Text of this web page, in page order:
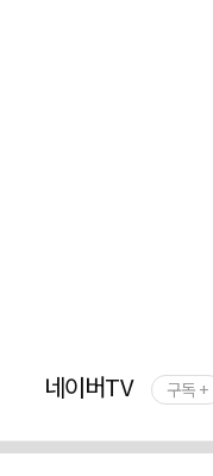
네이버TV 구독 +